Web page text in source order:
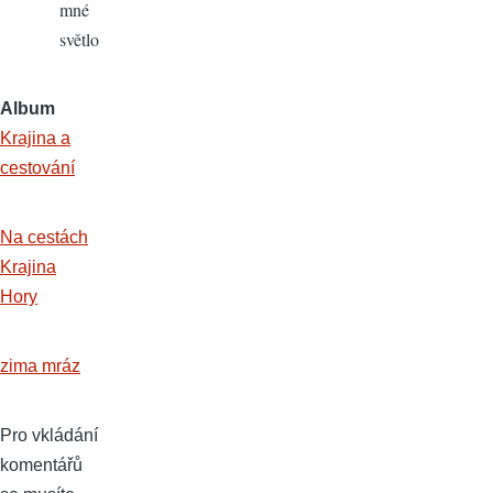
mné
světlo
Album
Krajina a
cestování
Na cestách
Krajina
Hory
zima mráz
Pro vkládání
komentářů